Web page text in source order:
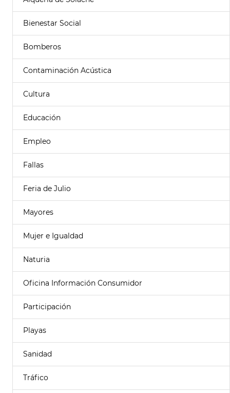
Bienestar Social
Bomberos
Contaminación Acústica
Cultura
Educación
Empleo
Fallas
Feria de Julio
Mayores
Mujer e Igualdad
Naturia
Oficina Información Consumidor
Participación
Playas
Sanidad
Tráfico